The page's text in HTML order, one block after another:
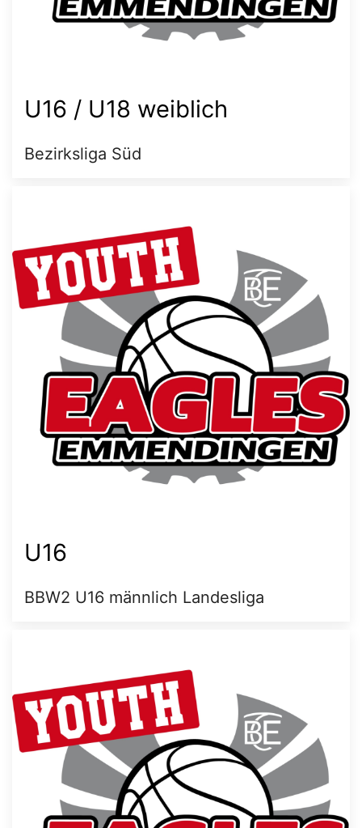
U16 / U18 weiblich
Bezirksliga Süd
U16
BBW2 U16 männlich Landesliga